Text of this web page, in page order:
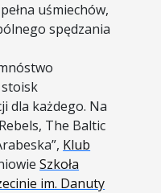
uśmiechów,
spędzania
dla każdego. Na
The Baltic
Klub
Szkoła
im. Danuty